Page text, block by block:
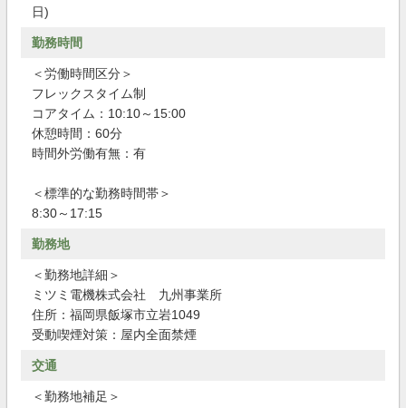
日)
勤務時間
＜労働時間区分＞
フレックスタイム制
コアタイム：10:10～15:00
休憩時間：60分
時間外労働有無：有
＜標準的な勤務時間帯＞
8:30～17:15
勤務地
＜勤務地詳細＞
ミツミ電機株式会社 九州事業所
住所：福岡県飯塚市立岩1049
受動喫煙対策：屋内全面禁煙
交通
＜勤務地補足＞